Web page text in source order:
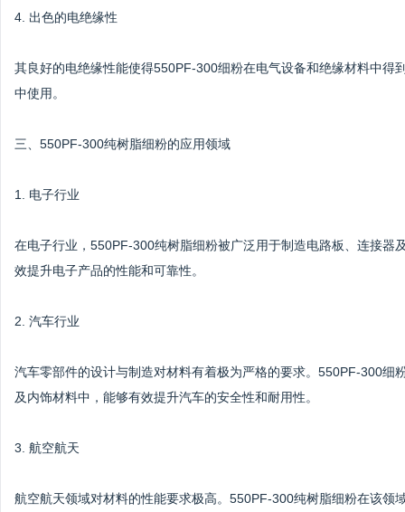
4. 出色的电绝缘性
其良好的电绝缘性能使得550PF-300细粉在电气设备和绝缘材料中
中使用。
三、550PF-300纯树脂细粉的应用领域
1. 电子行业
在电子行业，550PF-300纯树脂细粉被广泛用于制造电路板、连接
效提升电子产品的性能和可靠性。
2. 汽车行业
汽车零部件的设计与制造对材料有着极为严格的要求。550PF-300
及内饰材料中，能够有效提升汽车的安全性和耐用性。
3. 航空航天
航空航天领域对材料的性能要求极高。550PF-300纯树脂细粉在该